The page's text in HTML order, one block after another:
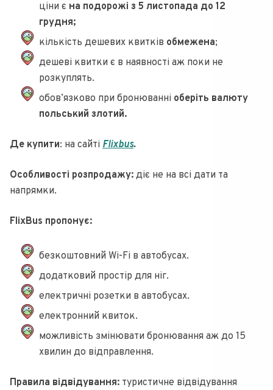
ціни є на подорожі з 5 листопада до 12
грудня;
кількість дешевих квитків обмежена;
дешеві квитки є в наявності аж поки не
розкуплять.
обов’язково при бронюванні оберіть валюту
польський злотий.
Де купити: на сайті Flixbus.
Особливості розпродажу: діє не на всі дати та
напрямки.
FlixBus пропонує:
безкоштовний Wi-Fi в автобусах.
додатковий простір для ніг.
електричні розетки в автобусах.
електронний квиток.
можливість змінювати бронювання аж до 15
хвилин до відправлення.
Правила відвідування: туристичне відвідування